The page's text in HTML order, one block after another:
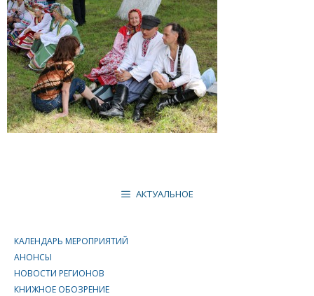
АКТУАЛЬНОЕ
КАЛЕНДАРЬ МЕРОПРИЯТИЙ
АНОНСЫ
НОВОСТИ РЕГИОНОВ
КНИЖНОЕ ОБОЗРЕНИЕ